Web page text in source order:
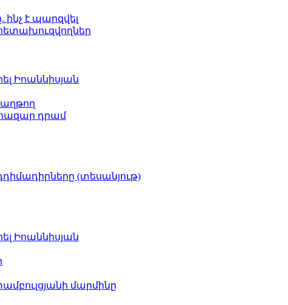
ինչ է պարզվել
Իոաննիսյան
հազար դրամ
(տեսանյութ)
Իոաննիսյան
մարմինը